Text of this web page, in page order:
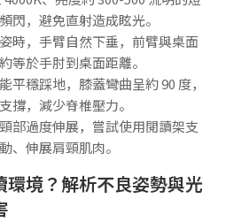
閃，避免直射造成眩光。
時，手臂自然下垂，前臂與桌面
等於手肘到桌面距離。
平穩踩地，膝蓋彎曲呈約 90 度，
撐，減少脊椎壓力。
部過度伸展，嘗試使用閱讀架支
、伸展肩頸肌肉。
境？解析不良姿勢與光